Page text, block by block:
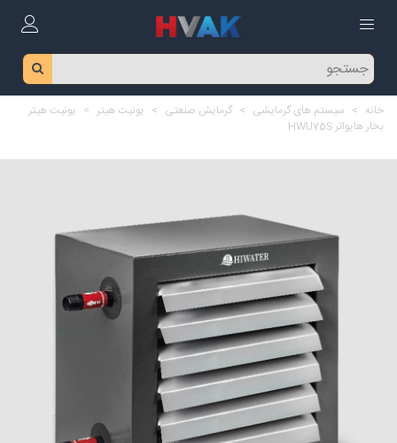
خانه > سیستم های گرمایشی > گرمایش صنعتی > یونیت هیتر > یونیت هیتر
بخار هایواتر HWU75S